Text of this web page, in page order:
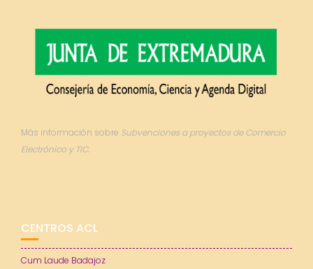
Más información sobre Subvenciones a proyectos de Comercio
Electrónico y TIC.
CENTROS ACL
Cum Laude Badajoz